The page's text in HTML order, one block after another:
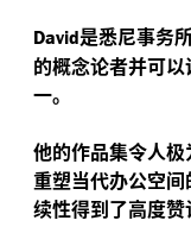
David是悉尼事务
的概念论者并可
一。
他的作品集令人
重塑当代办公空
续性得到了高度赞